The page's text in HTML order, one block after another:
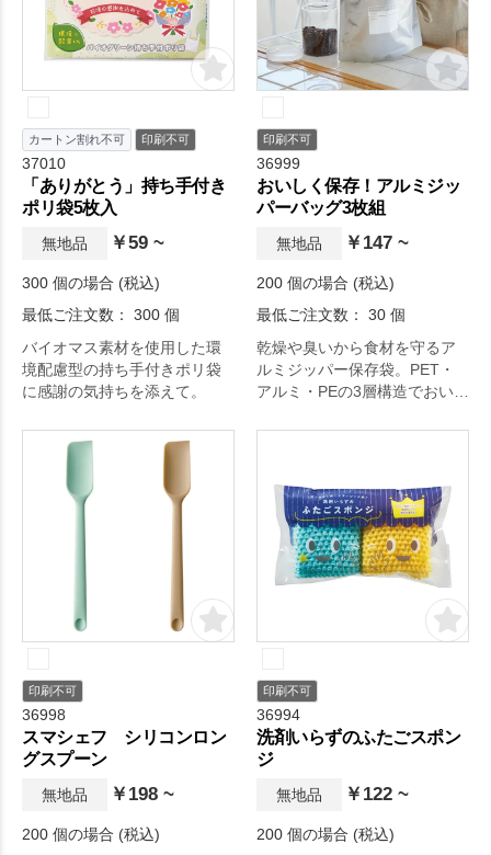
カートン割れ不可 印刷不可
37010
「ありがとう」持ち手付き
ポリ袋5枚入
無地品 ￥59 ~
300 個の場合 (税込)
最低ご注文数： 300 個
バイオマス素材を使用した環
境配慮型の持ち手付きポリ袋
に感謝の気持ちを添えて。
印刷不可
36999
おいしく保存！アルミジッ
パーバッグ3枚組
無地品 ￥147 ~
200 個の場合 (税込)
最低ご注文数： 30 個
乾燥や臭いから食材を守るア
ルミジッパー保存袋。PET・
アルミ・PEの3層構造でおいし
印刷不可
36998
スマシェフ シリコンロン
グスプーン
無地品 ￥198 ~
200 個の場合 (税込)
印刷不可
36994
洗剤いらずのふたごスポン
ジ
無地品 ￥122 ~
200 個の場合 (税込)